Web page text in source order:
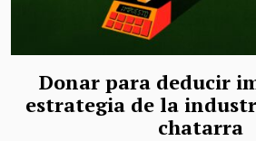
Donar para deducir
estrategia de la
chatarra